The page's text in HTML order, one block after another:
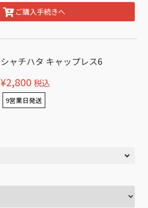
ご購入手続きへ
シャチハタ キャップレス6
¥2,800 税込
9営業日発送